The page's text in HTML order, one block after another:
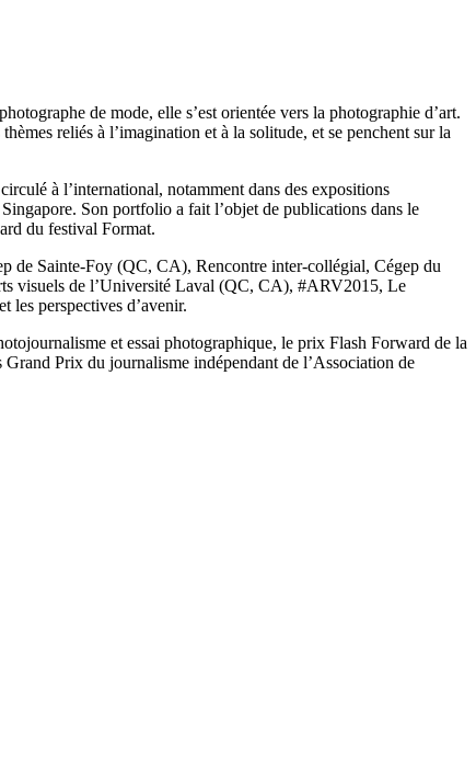
de mode, elle s’est orientée vers la photographie d’art.
reliés à l’imagination et à la solitude, et se penchent sur la
à l’international, notamment dans des expositions
Son portfolio a fait l’objet de publications dans le
du festival Format.
de Sainte-Foy (QC, CA), Rencontre inter-collégial, Cégep du
visuels de l’Université Laval (QC, CA), #ARV2015, Le
perspectives d’avenir.
et essai photographique, le prix Flash Forward de la
Prix du journalisme indépendant de l’Association de